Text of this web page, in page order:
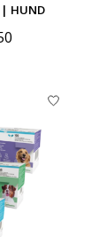
| HUND